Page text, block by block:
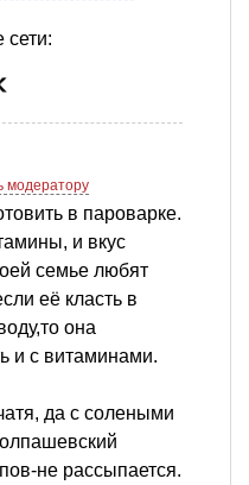
сети:
модератору
в пароварке.
и вкус
семье любят
её класть в
она
и с витаминами.
да с солеными
не рассыпается.